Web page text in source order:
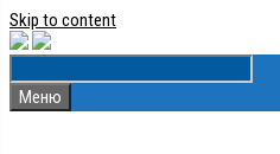
Skip to content
Меню